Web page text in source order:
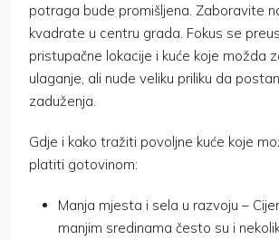
potraga bude promišljena. Zaboravite
kvadrate u centru grada. Fokus se
pristupačne lokacije i kuće koje možda
ulaganje, ali nude veliku priliku da
zaduženja.
Gdje i kako tražiti povoljne kuće koje
platiti gotovinom:
Manja mjesta i sela u razvoju –
manjim sredinama često su i